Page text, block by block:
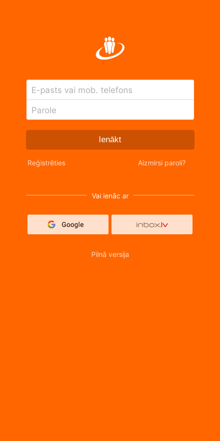
E-pasts vai mob. telefons
Parole
Ienākt
Reģistrēties Aizmirsi paroli?
Vai ienāc ar
Pilnā versija